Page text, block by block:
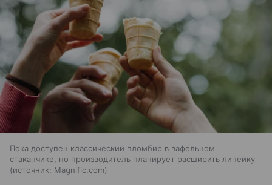
Пока доступен классический пломбир в вафельном
стаканчике, но производитель планирует расширить линейку
источник: Magnific.com